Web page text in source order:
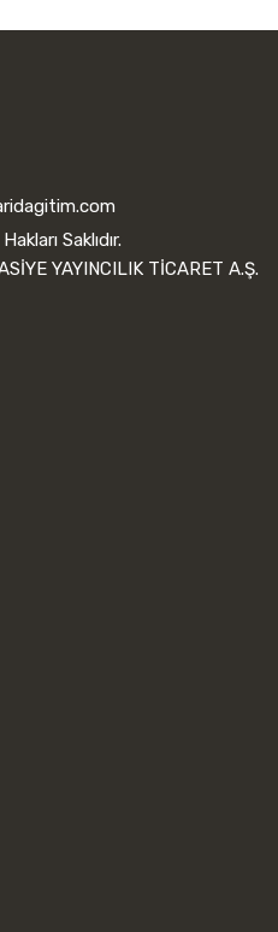
Saklıdır.
YAYINCILIK TİCARET A.Ş.